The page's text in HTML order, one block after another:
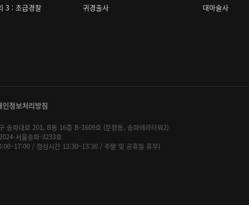
3 : 초급경찰 귀경출사 대마술사
인정보처리방침
송파대로 201, B동 16층 B-1609호 (문정동, 송파테라타워2)
서울송파-3233호
/ 점심시간 12:30~13:30 / 주말 및 공휴일 휴무)